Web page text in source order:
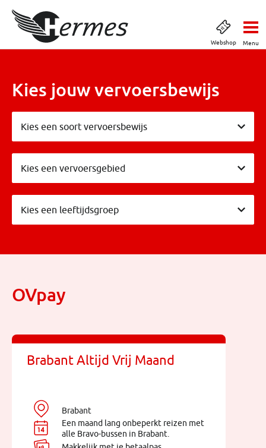
Webshop Menu
Kies jouw vervoersbewijs
Kies een soort vervoersbewijs
Kies een vervoersgebied
Kies een leeftijdsgroep
OVpay
Brabant Altijd Vrij Maand
Brabant
Een maand lang onbeperkt reizen met
alle Bravo-bussen in Brabant.